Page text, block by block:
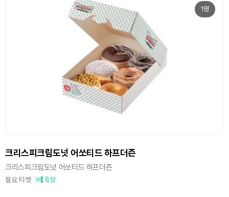
1명
크리스피크림도넛 어쏘티드 하프더즌
크리스피크림도넛 어쏘티드 하프더즌
필요 티켓 8장